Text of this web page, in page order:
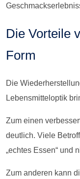
Die Vorteile
Form
Die
Lebensmitteloptik
Zum einen
deutlich. Viele
„echtes Essen“ und
Zum anderen kann